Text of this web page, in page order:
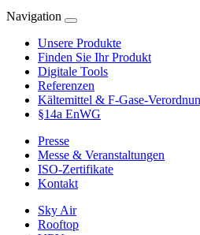
Navigation
Unsere Produkte
Finden Sie Ihr Produkt
Digitale Tools
Referenzen
Kältemittel & F-Gase-
§14a EnWG
Presse
Messe & Veranstaltungen
ISO-Zertifikate
Kontakt
Sky Air
Rooftop